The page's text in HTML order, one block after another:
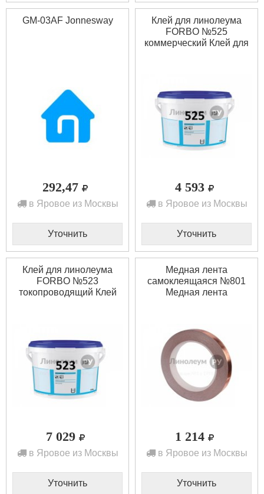
GM-03AF Jonnesway
292,47
в Яровое из Москвы
Уточнить
Клей для линолеума
FORBO №525
коммерческий Клей для
4 593
в Яровое из Москвы
Уточнить
Клей для линолеума
FORBO №523
токопроводящий Клей
7 029
в Яровое из Москвы
Уточнить
Медная лента
cамоклеящаяся №801
Медная лента
1 214
в Яровое из Москвы
Уточнить